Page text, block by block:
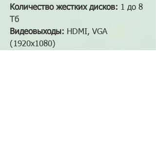
Количество жестких дисков: 1 до 8
Тб
Видеовыходы: HDMI, VGA
(1920х1080)